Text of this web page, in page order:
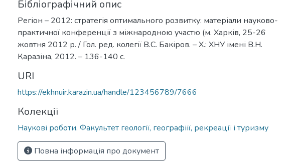
Бібліографічний опис
Регіон – 2012: стратегія оптимального розвитку: матеріали науково-
практичної конференції з міжнародною участю (м. Харків, 25-26
жовтня 2012 р. / Гол. ред. колегії В.С. Бакіров. – Х.: ХНУ імені В.Н.
Каразіна, 2012. – 136-140 с.
URI
https://ekhnuir.karazin.ua/handle/123456789/7666
Колекції
Наукові роботи. Факультет геології, географіії, рекреації і туризму
Повна інформація про документ